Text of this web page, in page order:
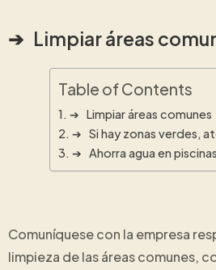
➔ Limpiar áreas
Table of Contents
➔ Limpiar áreas comunes
➔ Si hay zonas verdes,
➔ Ahorra agua en
Comuníquese con la empresa
limpieza de las áreas comunes,